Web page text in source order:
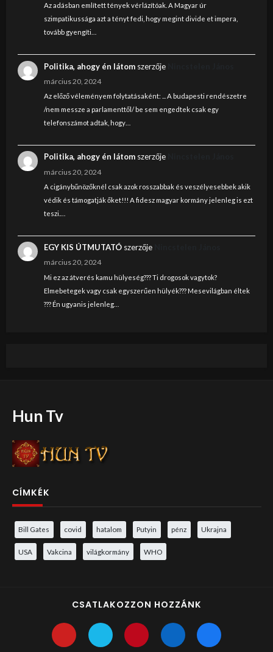
Az adásban említett tények vérlázítóak. A Magyar úr
szimpatikussága azt a tényt fedi, hogy megint divide et impera,
tovább gyengíti…
Politika, ahogy én látomszerzője
március 20, 2024
Az előző véleményem folytatásaként: ... A budapesti rendészetre
/nem messze a parlamenttől/ be sem engedtek csak egy
telefonszámot adtak, hogy…
Politika, ahogy én látomszerzője
március 20, 2024
A cigánybűnözőknél csak azok rosszabbak és veszélyesebbek akik
védik és támogatják őket!!! A fidesz magyar kormány jelenleg is ezt
teszi.…
EGY KIS ÚTMUTATÓszerzője
március 20, 2024
Mi ez az átverés kamu hülyeség??? Ti drogosok vagytok?
Elmebetegek vagy csak egyszerűen hülyék??? Mesevilágban éltek
??? Én ugyanis jelenleg…
Hun Tv
CÍMKÉK
Bill Gates covid hatalom Putyin pénz Ukrajna
USA Vakcina világkormány WHO
CSATLAKOZZON HOZZÁNK